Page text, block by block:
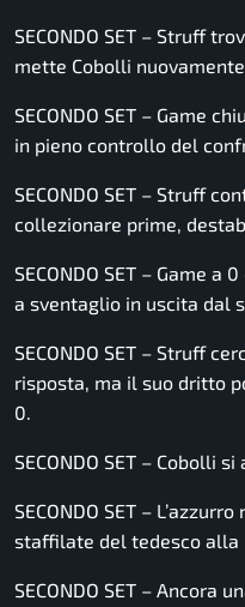
SECONDO SET – Struff
mette Cobolli
SECONDO SET – Game
in pieno controllo del
SECONDO SET – Struff
collezionare prime,
SECONDO SET – Game
a sventaglio in uscita dal
SECONDO SET – Struff
risposta, ma il suo dritto
0.
SECONDO SET – Cobolli
SECONDO SET –
staffilate del tedesco alla
SECONDO SET – Ancora